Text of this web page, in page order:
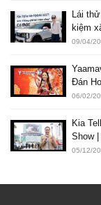
Lái
kiệm
09/04/
Đán
06/02/
Kia
Show
05/12/